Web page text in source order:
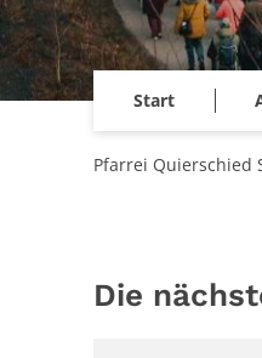
Start
Pfarrei Quierschied
Die